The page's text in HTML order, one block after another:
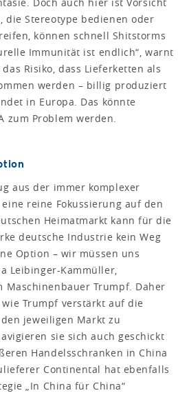
die Stereotype bedienen oder
können schnell Shitstorms
Immunität ist endlich“, warnt
Risiko, dass Lieferketten als
werden – billig produziert
in Europa. Das könnte
zum Problem werden.
aus der immer komplexer
reine Fokussierung auf den
Heimatmarkt kann für die
deutsche Industrie kein Weg
Option – wir müssen uns
Leibinger-Kammüller,
Maschinenbauer Trumpf. Daher
Trumpf verstärkt auf die
jeweiligen Markt zu
sie sich auch geschickt
Handelsschranken in China
Continental hat ebenfalls
„In China für China“